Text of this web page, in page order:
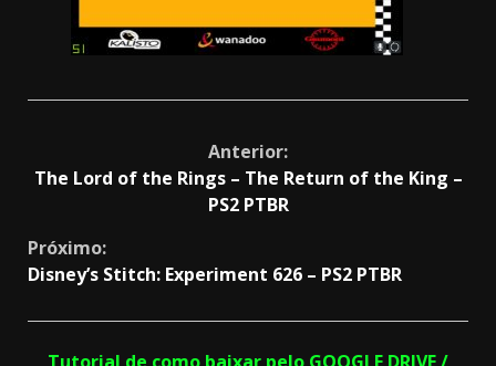
Anterior:
The Lord of the Rings – The Return of the King –
PS2 PTBR
Próximo:
Disney’s Stitch: Experiment 626 – PS2 PTBR